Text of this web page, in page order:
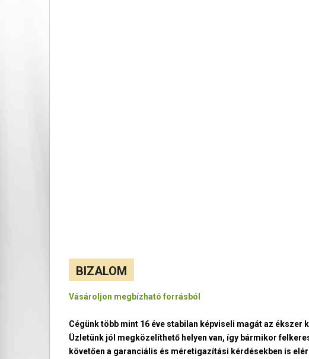
BIZALOM
Vásároljon megbízható forrásból
Cégünk több mint 16 éve stabilan képviseli magát az ékszer
Üzletünk jól megközelíthető helyen van, így bármikor
követően a garanciális és méretigazítási kérdésekben is